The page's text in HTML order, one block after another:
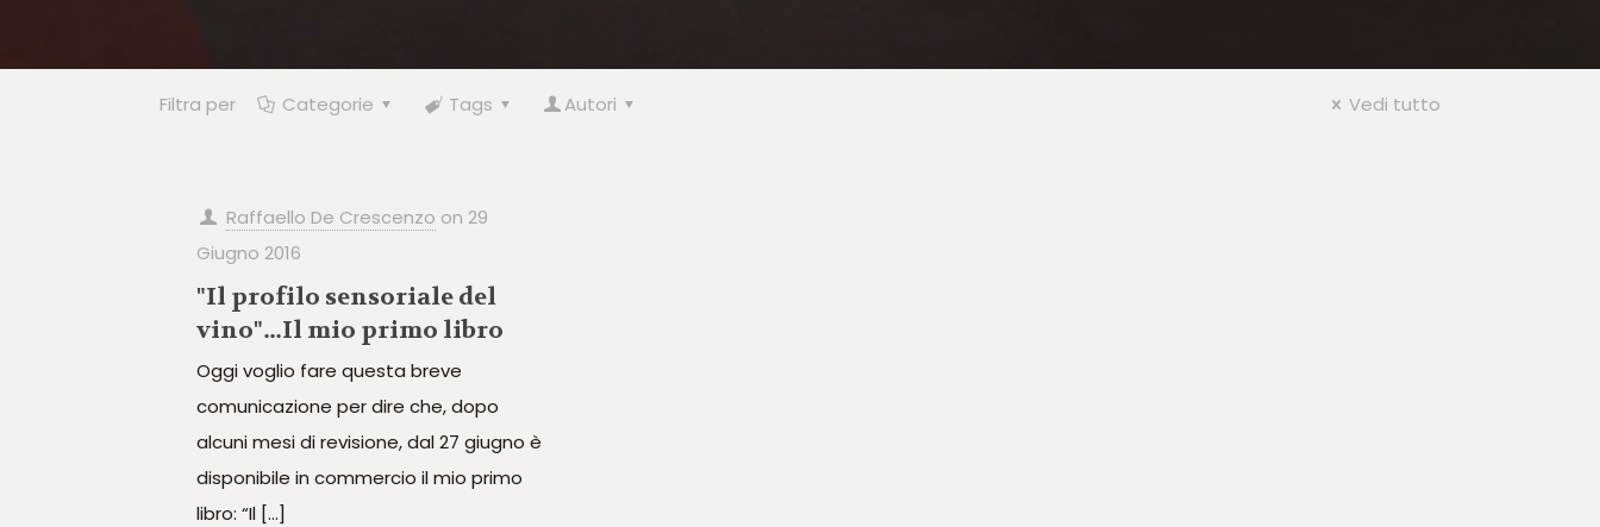
Filtra per Categorie Tags Autori Vedi tutto
Raffaello De Crescenzo on 29
Giugno 2016
"Il profilo sensoriale del
vino"…Il mio primo libro
Oggi voglio fare questa breve
comunicazione per dire che, dopo
alcuni mesi di revisione, dal 27 giugno è
disponibile in commercio il mio primo
libro: “Il[…]